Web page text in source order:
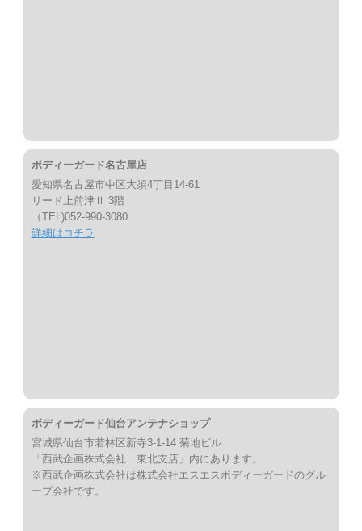
ボディーガード名古屋店
愛知県名古屋市中区大須4丁目14-61
リード上前津Ⅱ 3階
（TEL)052-990-3080
詳細はコチラ
ボディーガード仙台アンテナショップ
宮城県仙台市若林区新寺3-1-14 菊地ビル
「西武企画株式会社 東北支店」内にあります。
※西武企画株式会社は株式会社エスエスボディーガードのグル
ープ会社です。